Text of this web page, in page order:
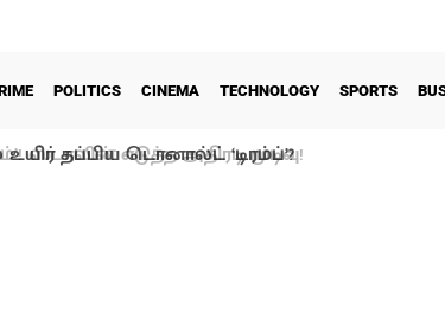
POLITICS CINEMA TECHNOLOGY SPORTS
தப்பிய டொனால்ட் ‘டிரம்ப்’?